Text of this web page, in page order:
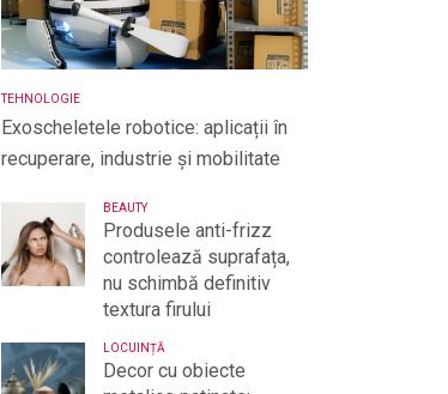
TEHNOLOGIE
Exoscheletele robotice: aplicații în
recuperare, industrie și mobilitate
BEAUTY
Produsele anti-frizz
controlează suprafața,
nu schimbă definitiv
textura firului
LOCUINȚĂ
Decor cu obiecte